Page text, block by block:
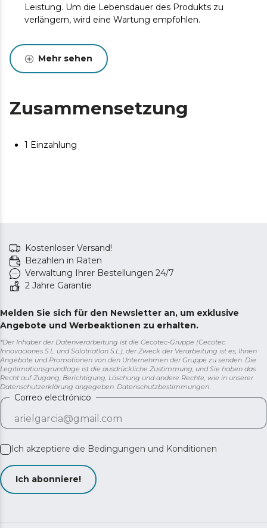
Leistung. Um die Lebensdauer des Produkts zu
verlängern, wird eine Wartung empfohlen.
Mehr sehen
Zusammensetzung
1 Einzahlung
Kostenloser Versand!
Bezahlen in Raten
Verwaltung Ihrer Bestellungen 24/7
2 Jahre Garantie
Melden Sie sich für den Newsletter an, um exklusive
Angebote und Werbeaktionen zu erhalten.
*Der Inhaber der Datenverarbeitung ist die Cecotec-Gruppe (Cecotec
Innovaciones S.L. und Solotriatlon S.L.), der Zweck der Verarbeitung ist es, Ihnen
Angebote und Promotionen von den Unternehmen der Gruppe zu senden. Die
Legitimationsgrundlage ist die ausdrückliche Zustimmung, und Sie haben das
Recht auf Zugang, Berichtigung, Löschung und andere Rechte, wie in unserer
Datenschutzerklärung angegeben. Datenschutzbestimmungen
Correo electrónico
Ich akzeptiere die Bedingungen und Konditionen
Ich abonniere!